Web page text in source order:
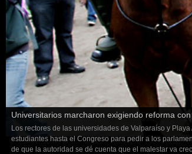
Universitarios marcharon exigiendo reforma
Los rectores de las universidades de Valparaíso y
estudiantes hasta el Congreso para pedir a los
de que la autoridad se dé cuenta que el malestar va